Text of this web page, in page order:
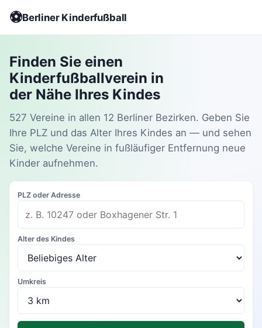
⚽Berliner Kinderfußball
Finden Sie einen
Kinderfußballverein in
der Nähe Ihres Kindes
527 Vereine in allen 12 Berliner Bezirken. Geben Sie
Ihre PLZ und das Alter Ihres Kindes an — und sehen
Sie, welche Vereine in fußläufiger Entfernung neue
Kinder aufnehmen.
PLZ oder Adresse
Alter des Kindes
Umkreis